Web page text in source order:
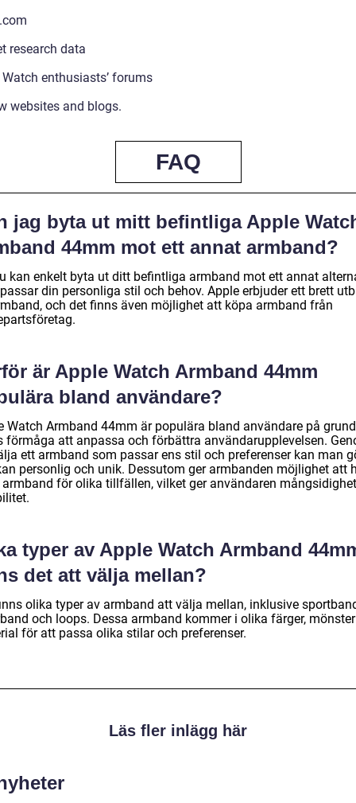
research data
enthusiasts’ forums
websites and blogs.
FAQ
jag byta ut mitt befintliga Apple
44mm mot ett annat armband?
kan enkelt byta ut ditt befintliga armband mot ett annat
din personliga stil och behov. Apple erbjuder ett brett
och det finns även möjlighet att köpa armband från
är Apple Watch Armband 44mm
bland användare?
Watch Armband 44mm är populära bland användare på
förmåga att anpassa och förbättra användarupplevelsen.
ett armband som passar ens stil och preferenser kan man
personlig och unik. Dessutom ger armbanden möjlighet att
för olika tillfällen, vilket ger användaren
typer av Apple Watch Armband
det att välja mellan?
olika typer av armband att välja mellan, inklusive
och loops. Dessa armband kommer i olika färger,
för att passa olika stilar och preferenser.
Läs fler inlägg här